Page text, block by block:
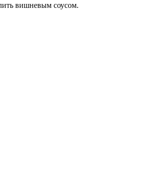
вишневым соусом.